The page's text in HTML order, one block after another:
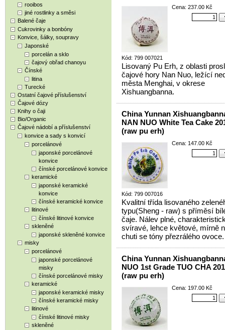
rooibos
jiné rostlinky a směsi
Balené čaje
Cukrovinky a bonbóny
Konvice, šálky, soupravy
Japonské
porcelán a sklo
čajový obřad chanoyu
Čínské
litina
Turecké
Ostatní čajové příslušenství
Čajové dózy
Knihy o čaji
Bio/Organic
Čajové nádobí a příslušenství
konvice a sady s konvicí
porcelánové
japonské porcelánové
konvice
čínské porcelánové konvice
keramické
japonské keramické
konvice
čínské keramické konvice
litinové
čínské litinové konvice
skleněné
japonské skleněné konvice
misky
porcelánové
japonské porcelánové
misky
čínské porcelánové misky
keramické
japonské keramické misky
čínské keramické misky
litinové
čínské litinové misky
skleněné
Kód: 799 007021
Cena: 237.00 Kč
Lisovaný Pu Erh, z oblasti
čajové hory Nan Nuo, ležící
města Menghai, v okrese
Xishuangbanna.
China Yunnan
NAN NUO White Tea Cake
(raw pu erh)
Kód: 799 007016
Cena: 147.00 Kč
Kvalitní třída lisovaného
typu(Sheng - raw) s příměsí
čaje. Nálev plné,
svíravé, lehce květové, mírně
chuti se tóny přezrálého ovoce.
China Yunnan
NUO 1st Grade TUO CHA
(raw pu erh)
Cena: 197.00 Kč